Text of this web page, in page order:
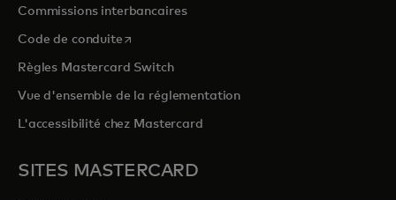
Commissions interbancaires
Code de conduites’ouvre dans un nouvel onglet
Règles Mastercard Switch
Vue d'ensemble de la réglementation
L'accessibilité chez Mastercard
SITES MASTERCARD